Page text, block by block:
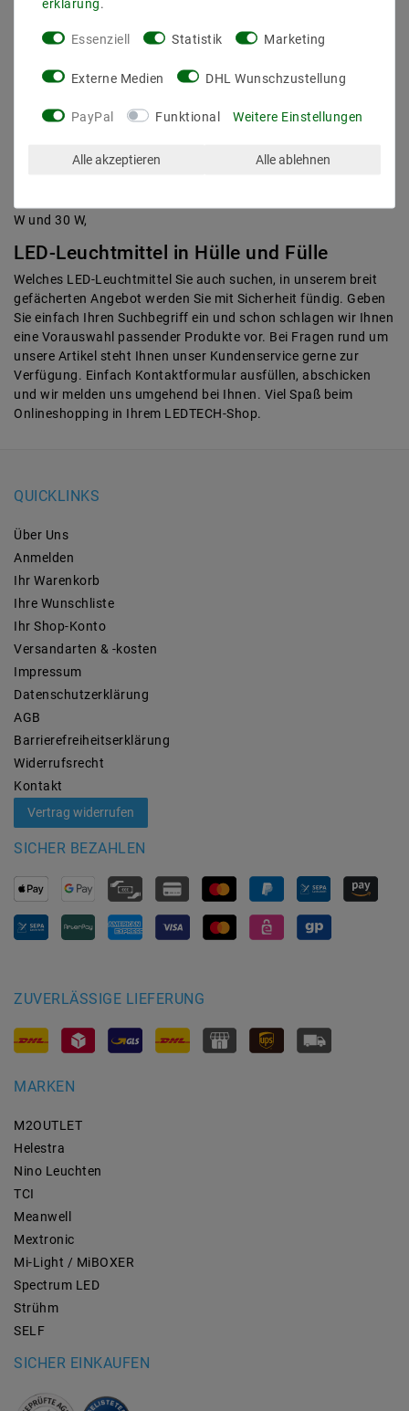
einer hohen Lichtausbeute die Sicherheit der Lichtquellen im
Vordergrund. Entscheiden Sie sich daher gleich für eine LED-
Röhre 120 cm in Neutralweiß oder Tagweiß, die VDE-zertifiziert
ist. Ein weiterer Vorteil der modernen LED T8 120cm ist der
Sofortstart. Dieser garantiert Ihnen unmittelbar nach dem
gegen Erschütterungen ist diese Lichtröhre, die für eine hohe
unserem Onlineshop auch über die Möglichkeit der LED-Röhre
W und 30 W,
LED-Leuchtmittel in Hülle und Fülle
Welches LED-Leuchtmittel Sie auch suchen, in unserem breit
gefächerten Angebot werden Sie mit Sicherheit fündig. Geben
Sie einfach Ihren Suchbegriff ein und schon schlagen wir Ihnen
eine Vorauswahl passender Produkte vor. Bei Fragen rund um
unsere Artikel steht Ihnen unser Kundenservice gerne zur
Verfügung. Einfach Kontaktformular ausfüllen, abschicken
und wir melden uns umgehend bei Ihnen. Viel Spaß beim
Onlineshopping in Ihrem LEDTECH-Shop.
QUICKLINKS
Über Uns
Anmelden
Ihr Warenkorb
Ihre Wunschliste
Ihr Shop-Konto
Versandarten & -kosten
Impressum
Daten­schutz­erklärung
AGB
Barrierefreiheitserklärung
Widerrufs­recht
Kontakt
Vertrag widerrufen
SICHER BEZAHLEN
ZUVERLÄSSIGE LIEFERUNG
MARKEN
M2OUTLET
Helestra
Nino Leuchten
TCI
Meanwell
Mextronic
Mi-Light / MiBOXER
Spectrum LED
Strühm
SELF
SICHER EINKAUFEN
erklärung.
Essenziell Statistik Marketing
Externe Medien DHL Wunschzustellung
PayPal Funktional Weitere Einstellungen
Alle akzeptieren Alle ablehnen